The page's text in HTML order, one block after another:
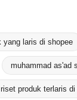
yang laris di shopee
muhammad as'ad
riset produk terlaris di